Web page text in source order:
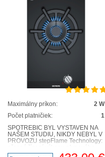
Maximálny príkon:
2 W
Počet platničiek:
1
SPOTŘEBIČ BYL VYSTAVEN NA
NAŠEM STUDIU, NIKDY NEBYL V
PROVOZU stepFlame Technology:
hořáku v rozsahu 1 až 9 stupňů. ..